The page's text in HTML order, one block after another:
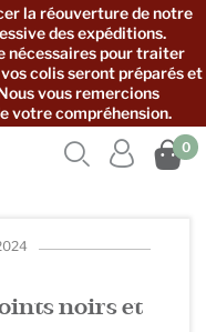
la réouverture de notre
des expéditions.
nécessaires pour traiter
colis seront préparés et
vous remercions
votre compréhension.
0


noirs et